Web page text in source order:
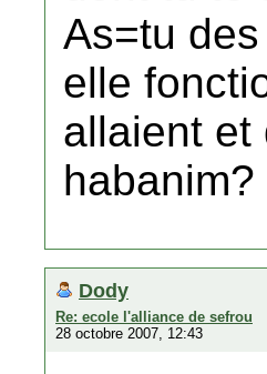
As=tu
elle
allaient et
habanim?
Dody
Re: ecole l'alliance de sefrou
28 octobre 2007, 12:43